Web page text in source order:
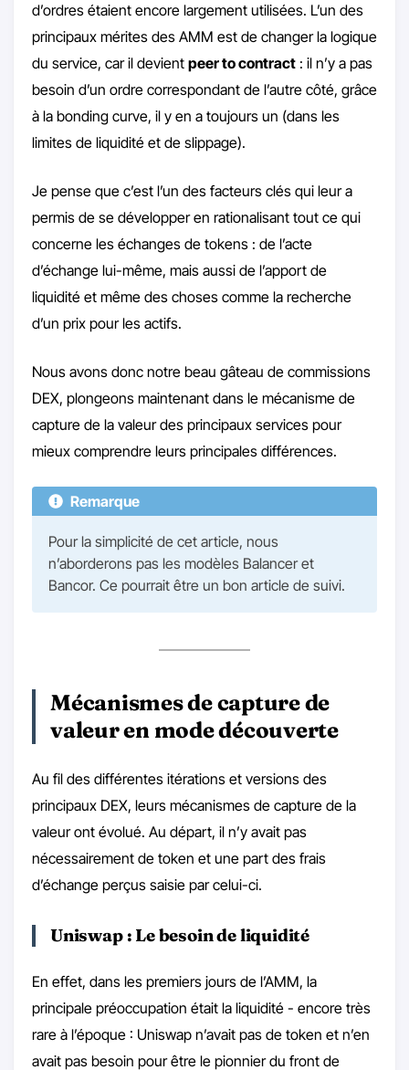
d’ordres étaient encore largement utilisées. L’un des
principaux mérites des AMM est de changer la logique
du service, car il devient peer to contract : il n’y a pas
besoin d’un ordre correspondant de l’autre côté, grâce
à la bonding curve, il y en a toujours un (dans les
limites de liquidité et de slippage).
Je pense que c’est l’un des facteurs clés qui leur a
permis de se développer en rationalisant tout ce qui
concerne les échanges de tokens : de l’acte
d’échange lui-même, mais aussi de l’apport de
liquidité et même des choses comme la recherche
d’un prix pour les actifs.
Nous avons donc notre beau gâteau de commissions
DEX, plongeons maintenant dans le mécanisme de
capture de la valeur des principaux services pour
mieux comprendre leurs principales différences.
Remarque
Pour la simplicité de cet article, nous
n’aborderons pas les modèles Balancer et
Bancor. Ce pourrait être un bon article de suivi.
Mécanismes de capture de
valeur en mode découverte
Au fil des différentes itérations et versions des
principaux DEX, leurs mécanismes de capture de la
valeur ont évolué. Au départ, il n’y avait pas
nécessairement de token et une part des frais
d’échange perçus saisie par celui-ci.
Uniswap : Le besoin de liquidité
En effet, dans les premiers jours de l’AMM, la
principale préoccupation était la liquidité - encore très
rare à l’époque : Uniswap n’avait pas de token et n’en
avait pas besoin pour être le pionnier du front de